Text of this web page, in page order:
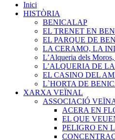
Inici
HISTÒRIA
BENICALAP
EL TRENET EN
EL PARQUE DE
LA CERAMO, LA
L’Alqueria dels
L’ALQUERIA DE
EL CASINO DEL
L`HORTA DE
XARXA VEÏNAL
ASSOCIACIÓ
ACERA EN
EL QUE
PELIGRO EN